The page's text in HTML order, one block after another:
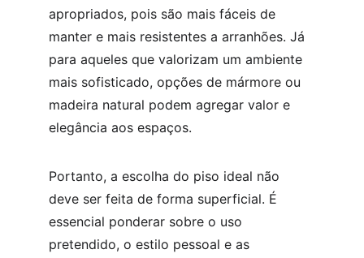
apropriados, pois são mais fáceis de
manter e mais resistentes a arranhões. Já
para aqueles que valorizam um ambiente
mais sofisticado, opções de mármore ou
madeira natural podem agregar valor e
elegância aos espaços.
Portanto, a escolha do piso ideal não
deve ser feita de forma superficial. É
essencial ponderar sobre o uso
pretendido, o estilo pessoal e as